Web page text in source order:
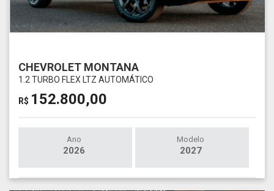
CHEVROLET MONTANA
1.2 TURBO FLEX LTZ AUTOMÁTICO
R$ 152.800,00
Ano
2026
Modelo
2027